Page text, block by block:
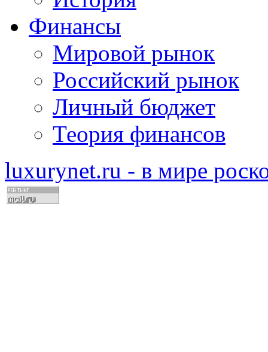
Финансы
Мировой рынок
Российский рынок
Личный бюджет
Теория финансов
luxurynet.ru - в мире